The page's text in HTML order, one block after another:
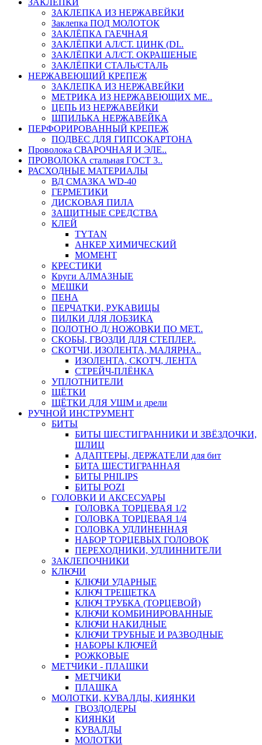
ЗАКЛЕПКИ
ЗАКЛЕПКА ИЗ НЕРЖАВЕЙКИ
Заклепка ПОД МОЛОТОК
ЗАКЛЁПКА ГАЕЧНАЯ
ЗАКЛЁПКИ АЛ/СТ. ЦИНК (DI..
ЗАКЛЁПКИ АЛ/СТ. ОКРАШЕНЫЕ
ЗАКЛЁПКИ СТАЛЬ/СТАЛЬ
НЕРЖАВЕЮЩИЙ КРЕПЕЖ
ЗАКЛЕПКА ИЗ НЕРЖАВЕЙКИ
МЕТРИКА ИЗ НЕРЖАВЕЮЩИХ МЕ..
ЦЕПЬ ИЗ НЕРЖАВЕЙКИ
ШПИЛЬКА НЕРЖАВЕЙКА
ПЕРФОРИРОВАННЫЙ КРЕПЕЖ
ПОДВЕС ДЛЯ ГИПСОКАРТОНА
Проволока СВАРОЧНАЯ И ЭЛЕ..
ПРОВОЛОКА стальная ГОСТ 3..
РАСХОДНЫЕ МАТЕРИАЛЫ
ВД СМАЗКА WD-40
ГЕРМЕТИКИ
ДИСКОВАЯ ПИЛА
ЗАЩИТНЫЕ СРЕДСТВА
КЛЕЙ
TYTAN
АНКЕР ХИМИЧЕСКИЙ
МОМЕНТ
КРЕСТИКИ
Круги АЛМАЗНЫЕ
МЕШКИ
ПЕНА
ПЕРЧАТКИ, РУКАВИЦЫ
ПИЛКИ ДЛЯ ЛОБЗИКА
ПОЛОТНО Д/ НОЖОВКИ ПО МЕТ..
СКОБЫ, ГВОЗДИ ДЛЯ СТЕПЛЕР..
СКОТЧИ, ИЗОЛЕНТА, МАЛЯРНА..
ИЗОЛЕНТА, СКОТЧ, ЛЕНТА
СТРЕЙЧ-ПЛЁНКА
УПЛОТНИТЕЛИ
ЩЁТКИ
ЩЁТКИ ДЛЯ УШМ и дрели
РУЧНОЙ ИНСТРУМЕНТ
БИТЫ
БИТЫ ШЕСТИГРАННИКИ И ЗВЁЗДОЧКИ,
ШЛИЦ
АДАПТЕРЫ, ДЕРЖАТЕЛИ для бит
БИТА ШЕСТИГРАННАЯ
БИТЫ PHILIPS
БИТЫ POZI
ГОЛОВКИ И АКСЕСУАРЫ
ГОЛОВКА ТОРЦЕВАЯ 1/2
ГОЛОВКА ТОРЦЕВАЯ 1/4
ГОЛОВКА УДЛИНЕННАЯ
НАБОР ТОРЦЕВЫХ ГОЛОВОК
ПЕРЕХОДНИКИ, УДЛИННИТЕЛИ
ЗАКЛЕПОЧНИКИ
КЛЮЧИ
КЛЮЧИ УДАРНЫЕ
КЛЮЧ ТРЕЩЕТКА
КЛЮЧ ТРУБКА (ТОРЦЕВОЙ)
КЛЮЧИ КОМБИНИРОВАННЫЕ
КЛЮЧИ НАКИДНЫЕ
КЛЮЧИ ТРУБНЫЕ И РАЗВОДНЫЕ
НАБОРЫ КЛЮЧЕЙ
РОЖКОВЫЕ
МЕТЧИКИ - ПЛАШКИ
МЕТЧИКИ
ПЛАШКА
МОЛОТКИ, КУВАЛДЫ, КИЯНКИ
ГВОЗДОДЕРЫ
КИЯНКИ
КУВАЛДЫ
МОЛОТКИ